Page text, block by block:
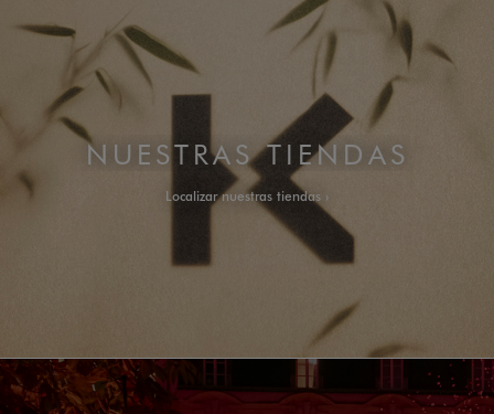
NUESTRAS TIENDAS
Localizar nuestras tiendas